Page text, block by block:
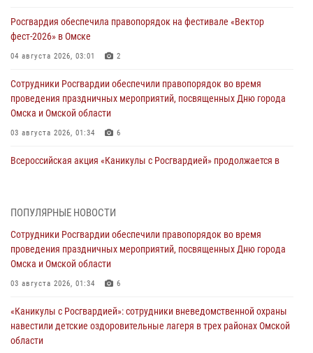
Росгвардия обеспечила правопорядок на фестивале «Вектор
фест-2026» в Омске
04 августа 2026, 03:01 2
Сотрудники Росгвардии обеспечили правопорядок во время
проведения праздничных мероприятий, посвященных Дню города
Омска и Омской области
03 августа 2026, 01:34 6
Всероссийская акция «Каникулы с Росгвардией» продолжается в
тренировка по управлению беспилотниками (видео)
30 июля 2026, 04:39 2
Росгвардия обеспечила безопасность уникального передвижного
29 июля 2026, 01:49
Росгвардейцы приняли участие в крестном ходе в День крещения
ПОПУЛЯРНЫЕ НОВОСТИ
Сотрудники Росгвардии обеспечили правопорядок во время
проведения праздничных мероприятий, посвященных Дню города
Омска и Омской области
03 августа 2026, 01:34 6
«Каникулы с Росгвардией»: сотрудники вневедомственной охраны
навестили детские оздоровительные лагеря в трех районах Омской
области